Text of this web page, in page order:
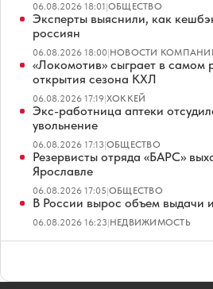
06.08.2026 18:01|ОБЩЕСТВО
Эксперты выяснили, как
россиян
06.08.2026 18:00|НОВОСТИ
«Локомотив» сыграет в самом
открытия сезона КХЛ
06.08.2026 17:19|ХОККЕЙ
Экс-работница аптеки
увольнение
06.08.2026 17:13|ОБЩЕСТВО
Резервисты отряда «БАРС»
Ярославле
06.08.2026 17:05|ОБЩЕСТВО
В России вырос объем выдачи
06.08.2026 16:23|НЕДВИЖИМОСТЬ